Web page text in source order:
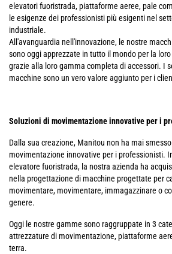
elevatori fuoristrada, piattaforme aeree, pale
le esigenze dei professionisti più esigenti nel
industriale.
All'avanguardia nell'innovazione, le nostre
sono oggi apprezzate in tutto il mondo per la
grazie alla loro gamma completa di accessori. I
macchine sono un vero valore aggiunto per i
Soluzioni di movimentazione innovative per i
Dalla sua creazione, Manitou non ha mai
movimentazione innovative per i professionisti.
elevatore fuoristrada, la nostra azienda ha
nella progettazione di macchine progettate per
movimentare, movimentare, immagazzinare o
genere.
Oggi le nostre gamme sono raggruppate in 3
attrezzature di movimentazione, piattaforme
terra.